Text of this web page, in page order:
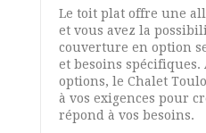
Le toit plat offre une
et vous avez la
couverture en option
et besoins spécifiques.
options, le Chalet
à vos exigences pour
répond à vos besoins.